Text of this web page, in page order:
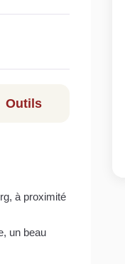
Outils
à proximité
un beau